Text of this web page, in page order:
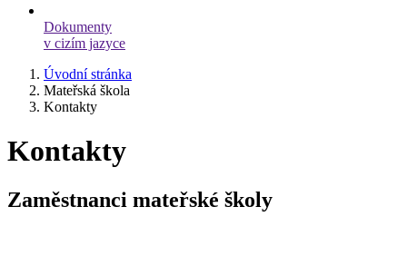
Dokumenty
v cizím jazyce
Úvodní stránka
Mateřská škola
Kontakty
Kontakty
Zaměstnanci mateřské školy